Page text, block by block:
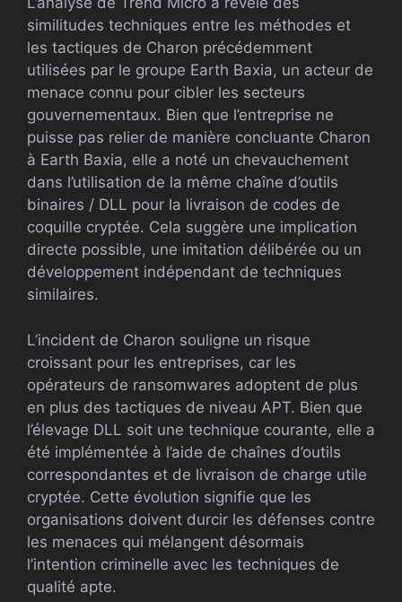
similitudes techniques entre les méthodes et
les tactiques de Charon précédemment
utilisées par le groupe Earth Baxia, un acteur de
menace connu pour cibler les secteurs
gouvernementaux. Bien que l’entreprise ne
puisse pas relier de manière concluante Charon
à Earth Baxia, elle a noté un chevauchement
dans l’utilisation de la même chaîne d’outils
binaires / DLL pour la livraison de codes de
coquille cryptée. Cela suggère une implication
directe possible, une imitation délibérée ou un
développement indépendant de techniques
similaires.
L’incident de Charon souligne un risque
croissant pour les entreprises, car les
opérateurs de ransomwares adoptent de plus
en plus des tactiques de niveau APT. Bien que
l’élevage DLL soit une technique courante, elle a
été implémentée à l’aide de chaînes d’outils
correspondantes et de livraison de charge utile
cryptée. Cette évolution signifie que les
organisations doivent durcir les défenses contre
les menaces qui mélangent désormais
l’intention criminelle avec les techniques de
qualité apte.